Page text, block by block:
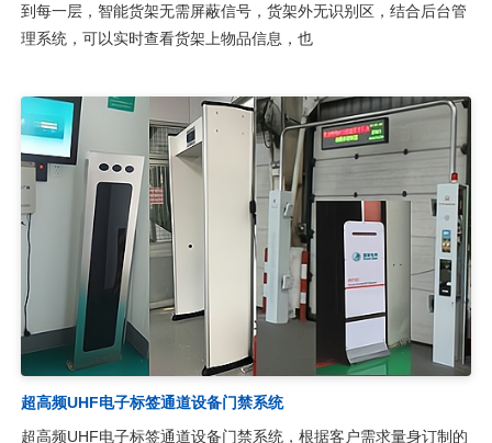
到每一层，智能货架无需屏蔽信号，货架外无识别区，结合后台管
理系统，可以实时查看货架上物品信息，也
超高频UHF电子标签通道设备门禁系统
超高频UHF电子标签通道设备门禁系统，根据客户需求量身订制的